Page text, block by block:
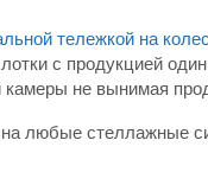
тележкой на
с продукцией
не вынимая
любые стеллажные